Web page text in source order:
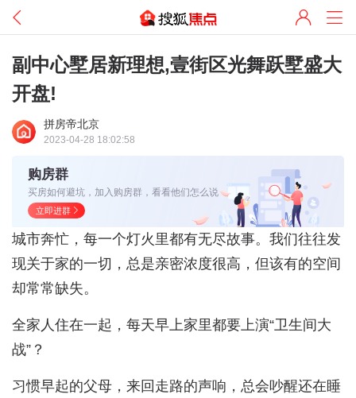
副中心墅居新理想,壹街区光舞跃墅盛大
开盘!
拼房帝北京
2023-04-28 18:02:58
购房群
买房如何避坑，加入购房群，看看他们怎么说
立即进群
城市奔忙，每一个灯火里都有无尽故事。我们往往发
现关于家的一切，总是亲密浓度很高，但该有的空间
却常常缺失。
全家人住在一起，每天早上家里都要上演“卫生间大
战”？
习惯早起的父母，来回走路的声响，总会吵醒还在睡